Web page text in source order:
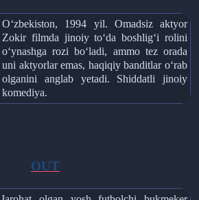
O‘zbekiston, 1994 yil. Omadsiz aktyor
Zokir filmda jinoiy to‘da boshlig‘i rolini
o‘ynashga rozi bo‘ladi, ammo tez orada
uni aktyorlar emas, haqiqiy banditlar o‘rab
olganini anglab yetadi. Shiddatli jinoiy
komediya.
OUT